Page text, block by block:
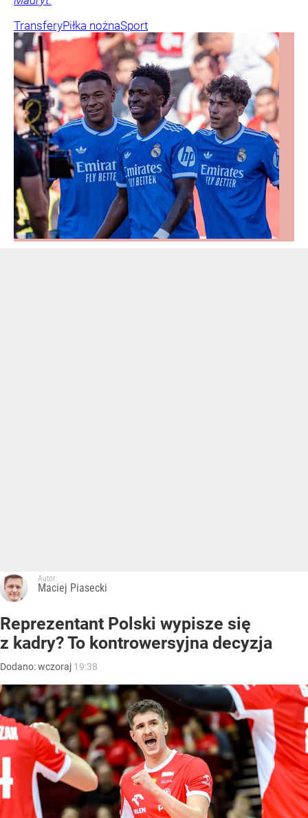
TransferyPiłka nożnaSport
Autor:
Maciej Piasecki
Reprezentant Polski wypisze się
z kadry? To kontrowersyjna decyzja
Dodano:wczoraj 19:38